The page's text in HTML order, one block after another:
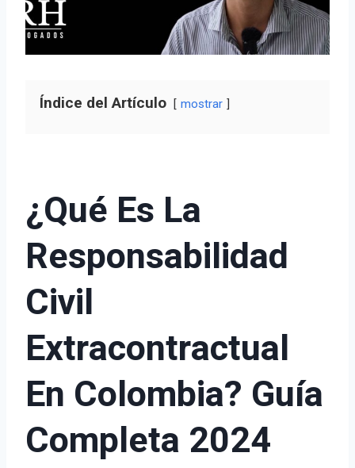
Índice del Artículo mostrar
¿Qué Es La
Responsabilidad
Civil
Extracontractual
En Colombia? Guía
Completa 2024